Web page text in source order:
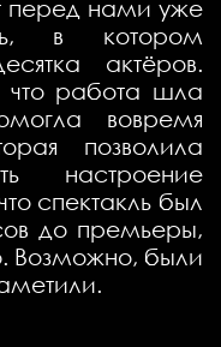
перед нами уже
в котором
актёров.
что работа шла
вовремя
позволила
настроение
спектакль был
до премьеры,
Возможно, были